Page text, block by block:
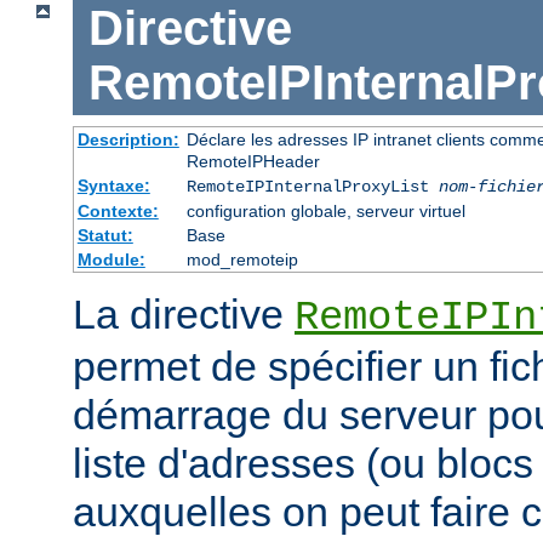
Directive
Description: Déclare les adresses IP intranet clients
RemoteIPHeader
Syntaxe:
RemoteIPInternalProxyList nom-
Contexte:
configuration globale, serveur virtuel
Statut:
Base
Module:
mod_remoteip
La directive
permet de spécifier un
démarrage du serveur
liste d'adresses (ou
auxquelles on peut faire